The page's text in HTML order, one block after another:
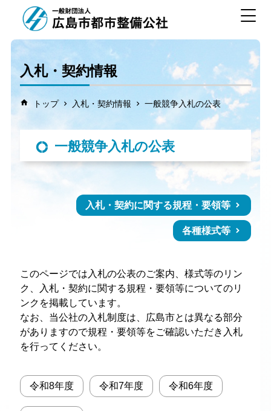
入札・契約情報
トップ 入札・契約情報 一般競争入札の公表
一般競争入札の公表
入札・契約に関する規程・要領等
各種様式等
このページでは入札の公表のご案内、様式等のリン
ク、入札・契約に関する規程・要領等についてのリ
ンクを掲載しています。
なお、当公社の入札制度は、広島市とは異なる部分
がありますので規程・要領等をご確認いただき入札
を行ってください。
令和8年度 令和7年度 令和6年度